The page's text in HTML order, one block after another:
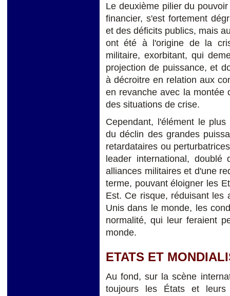
Le deuxième pilier du
financier, s'est fortement
et des déficits publics, mais
ont été à l'origine de la
militaire, exorbitant, qui
projection de puissance, et
à décroitre en relation aux
en revanche avec la montée
des situations de crise.
Cependant, l'élément le
du déclin des grandes
retardataires ou
leader international,
alliances militaires et d'une
terme, pouvant éloigner les
Est. Ce risque, réduisant les
Unis dans le monde, les
normalité, qui leur feraient
monde.
ETATS ET
Au fond, sur la scène
toujours les États et leurs